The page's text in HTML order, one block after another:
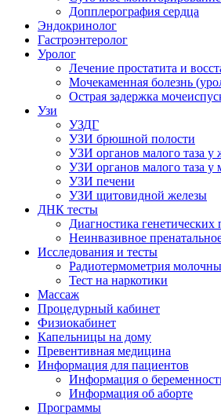
Допплерография сердца
Эндокринолог
Гастроэнтеролог
Уролог
Лечение простатита и
Мочекаменная болезнь
Острая задержка
Узи
УЗДГ
УЗИ брюшной полости
УЗИ органов малого таза
УЗИ органов малого таза у
УЗИ печени
УЗИ щитовидной железы
ДНК тесты
Диагностика генетических
Неинвазивное
Исследования и тесты
Радиотермометрия
Тест на наркотики
Массаж
Процедурный кабинет
Физиокабинет
Капельницы на дому
Превентивная медицина
Информация для пациентов
Информация о
Информация об аборте
Программы